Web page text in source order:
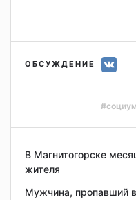
ОБСУЖДЕНИЕ
В Магнитогорске
жителя
Мужчина, пропавший